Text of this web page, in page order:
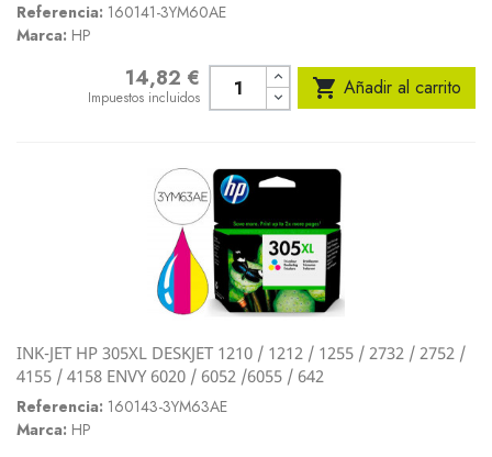
Referencia: 160141-3YM60AE
Marca: HP
Precio14,82 €
Impuestos incluidos  Añadir al carrito
INK-JET HP 305XL DESKJET 1210 / 1212 / 1255 / 2732 / 2752 /
4155 / 4158 ENVY 6020 / 6052 /6055 / 642
Referencia: 160143-3YM63AE
Marca: HP